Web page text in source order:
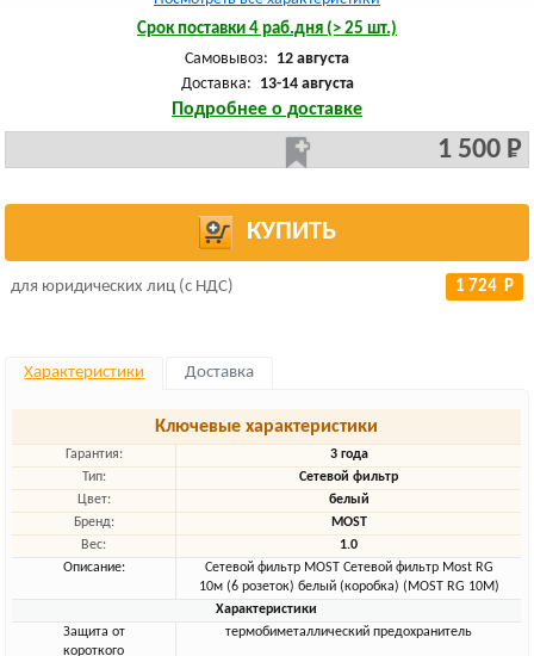
Срок поставки 4 раб.дня (> 25 шт.)
Самовывоз: 12 августа
Доставка: 13-14 августа
Подробнее о доставке
1 500 Р
КУПИТЬ
для юридических лиц (с НДС) 1 724 Р
Характеристики Доставка
Ключевые характеристики
Гарантия:
3 года
Тип:
Сетевой фильтр
Цвет:
белый
Бренд:
MOST
Вес:
1.0
Описание:
Сетевой фильтр MOST Сетевой фильтр Most RG
10м (6 розеток) белый (коробка) (МОSТ RG 10М)
Характеристики
Защита от
короткого
термобиметаллический предохранитель